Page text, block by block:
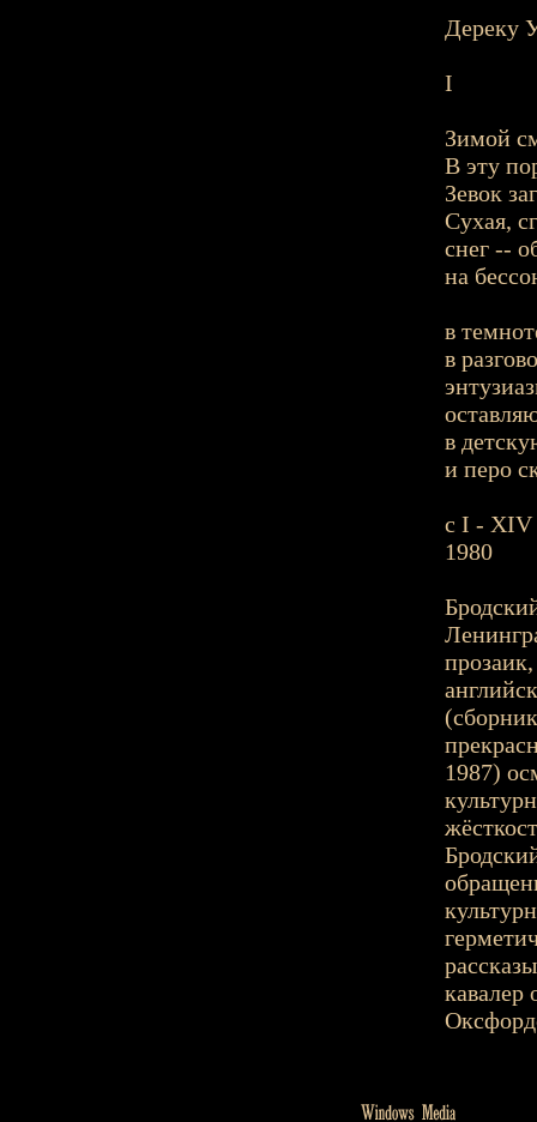
Дереку
I
Зимой
В эту
Зевок
Сухая,
снег --
на
в
в
в
и перо
с I - XIV
1980
1987)
кавалер